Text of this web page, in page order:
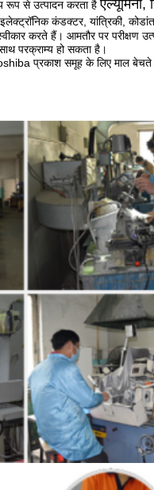
रूप से उत्पादन करता हैएल्यूमिना,
कंडक्टर, यांत्रिकी,
करते हैं। आमतौर पर
परक्राम्य हो सकता है।
प्रकाश समूह के लिए माल बेचते हैं।